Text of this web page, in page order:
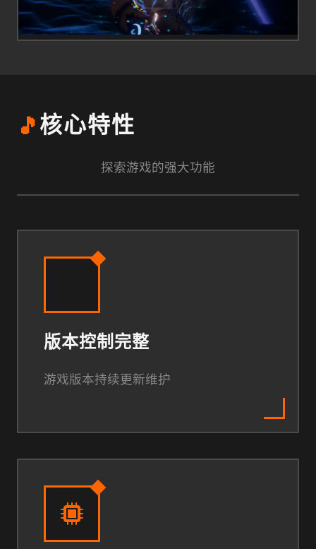
🎵核心特性
探索游戏的强大功能
版本控制完整
游戏版本持续更新维护